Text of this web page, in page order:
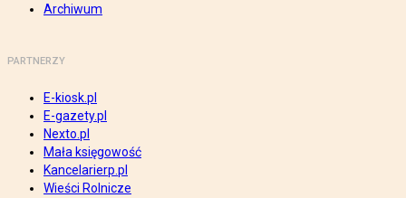
Archiwum
PARTNERZY
E-kiosk.pl
E-gazety.pl
Nexto.pl
Mała księgowość
Kancelarierp.pl
Wieści Rolnicze